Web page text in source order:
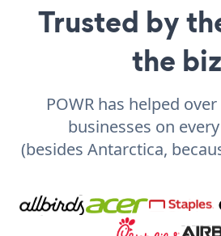
Trusted by
the
POWR has helped
businesses on
(besides Antarctica,